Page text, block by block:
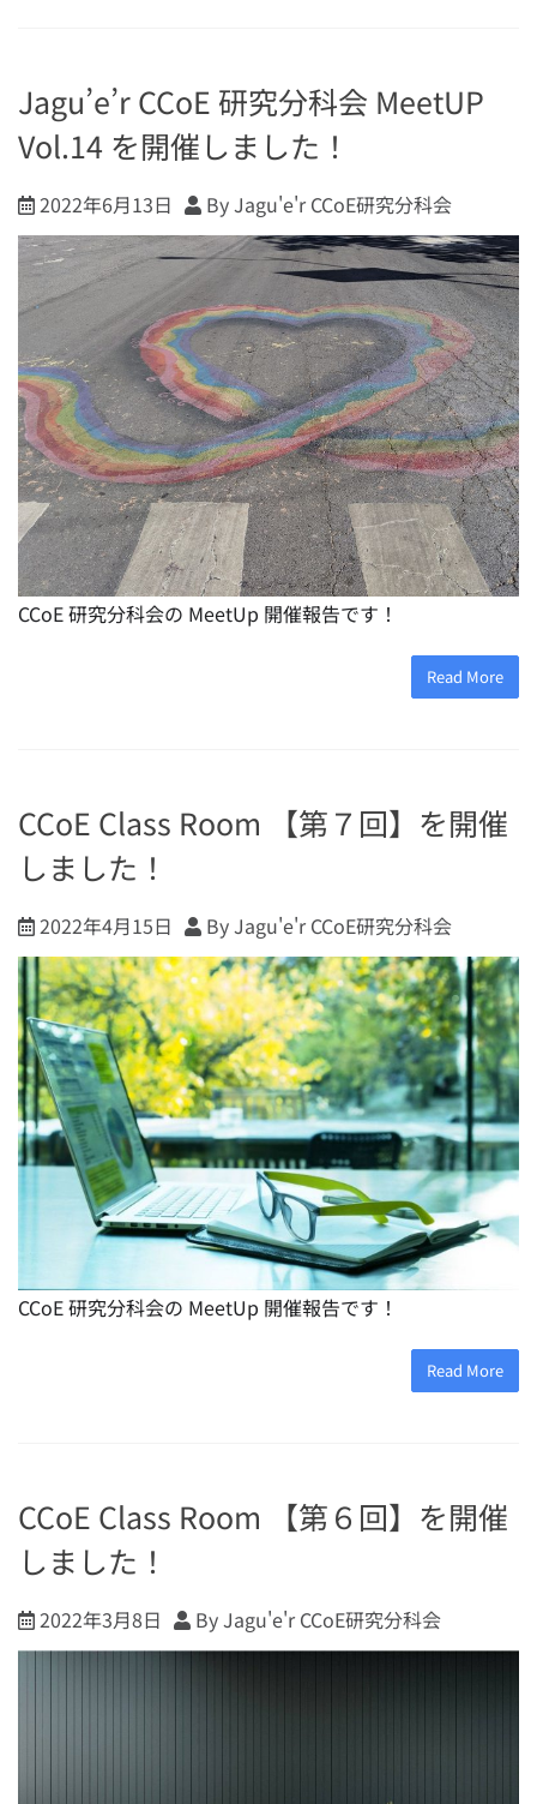
Jagu’e’r CCoE 研究分科会 MeetUP
Vol.14 を開催しました！
2022年6月13日 By Jagu'e'r CCoE研究分科会
CCoE 研究分科会の MeetUp 開催報告です！
Read More
CCoE Class Room 【第７回】を開催
しました！
2022年4月15日 By Jagu'e'r CCoE研究分科会
CCoE 研究分科会の MeetUp 開催報告です！
Read More
CCoE Class Room 【第６回】を開催
しました！
2022年3月8日 By Jagu'e'r CCoE研究分科会